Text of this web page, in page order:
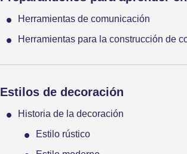
Herramientas de comunicación
Herramientas para la construcción de
Estilos de decoración
Historia de la decoración
Estilo rústico